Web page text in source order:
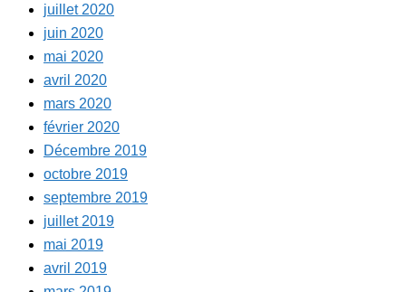
juillet 2020
juin 2020
mai 2020
avril 2020
mars 2020
février 2020
Décembre 2019
octobre 2019
septembre 2019
juillet 2019
mai 2019
avril 2019